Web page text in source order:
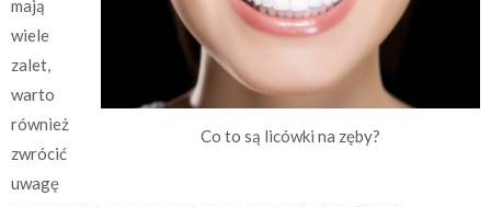
Co to są licówki na zęby?
mają
wiele
zalet,
warto
również
zwrócić
uwagę